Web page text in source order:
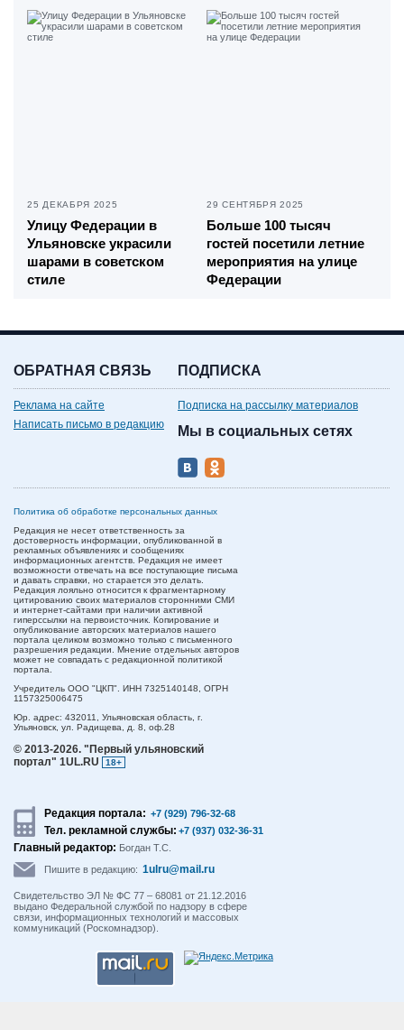
25 ДЕКАБРЯ 2025
Улицу Федерации в
Ульяновске украсили
шарами в советском
стиле
29 СЕНТЯБРЯ 2025
Больше 100 тысяч
гостей посетили летние
мероприятия на улице
Федерации
ОБРАТНАЯ СВЯЗЬ
Реклама на сайте
Написать письмо в редакцию
ПОДПИСКА
Подписка на рассылку материалов
Мы в социальных сетях
Политика об обработке персональных данных
Редакция не несет ответственность за
достоверность информации, опубликованной в
рекламных объявлениях и сообщениях
информационных агентств. Редакция не имеет
возможности отвечать на все поступающие письма
и давать справки, но старается это делать.
Редакция лояльно относится к фрагментарному
цитированию своих материалов сторонними СМИ
и интернет-сайтами при наличии активной
гиперссылки на первоисточник. Копирование и
опубликование авторских материалов нашего
портала целиком возможно только с письменного
разрешения редакции. Мнение отдельных авторов
может не совпадать с редакционной политикой
портала.
Учредитель ООО "ЦКП". ИНН 7325140148, ОГРН
1157325006475
Юр. адрес: 432011, Ульяновская область, г.
Ульяновск, ул. Радищева, д. 8, оф.28
© 2013-2026. "Первый ульяновский
портал" 1UL.RU
18+
Редакция портала: +7 (929) 796-32-68
Тел. рекламной службы: +7 (937) 032-36-31
Главный редактор: Богдан Т.С.
Пишите в редакцию: 1ulru@mail.ru
Свидетельство ЭЛ № ФС 77 – 68081 от 21.12.2016
выдано Федеральной службой по надзору в сфере
связи, информационных технологий и массовых
коммуникаций (Роскомнадзор).